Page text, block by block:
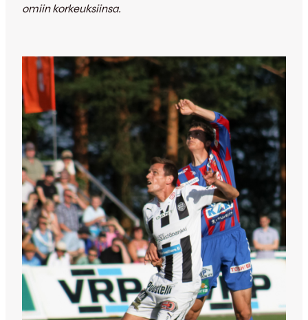
omiin korkeuksiinsa.